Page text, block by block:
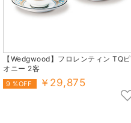
【Wedgwood】フロレンティン TQピ
オニー 2客
9 %OFF ￥29,875